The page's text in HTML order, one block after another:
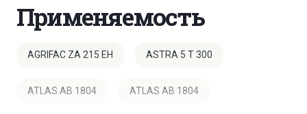
Применяемость
AGRIFAC ZA 215 EH ASTRA 5 T 300
ATLAS AB 1804 ATLAS AB 1804